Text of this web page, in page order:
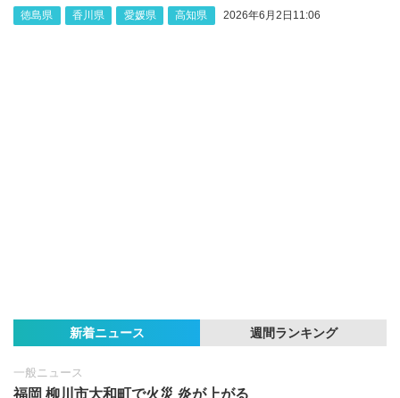
徳島県 香川県 愛媛県 高知県 2026年6月2日11:06
新着ニュース 週間ランキング
一般ニュース
福岡 柳川市大和町で火災 炎が上がる